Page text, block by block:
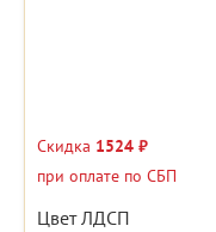
Скидка 1524 ₽
при оплате по СБП
Цвет ЛДСП